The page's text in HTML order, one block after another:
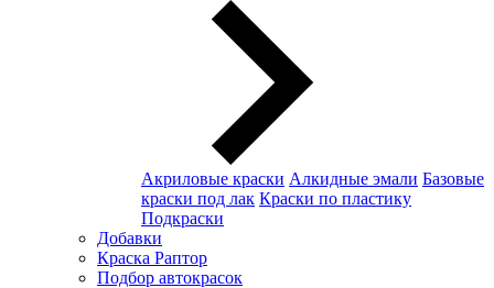
Акриловые краски Алкидные эмали Базовые
краски под лак Краски по пластику
Подкраски
Добавки
Краска Раптор
Подбор автокрасок